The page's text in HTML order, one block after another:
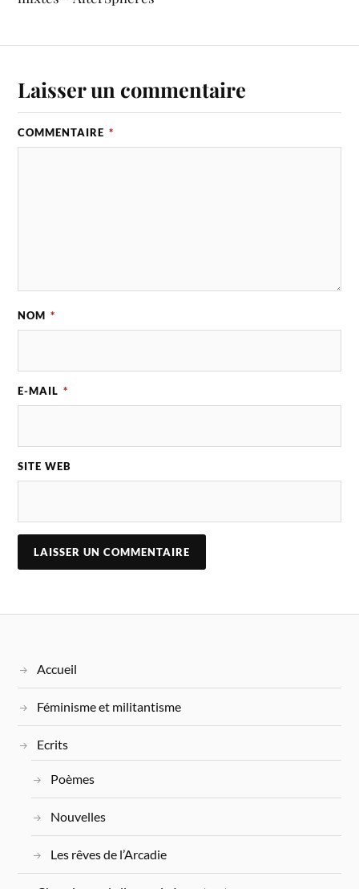
Laisser un commentaire
COMMENTAIRE *
NOM *
E-MAIL *
SITE WEB
Accueil
Féminisme et militantisme
Ecrits
Poèmes
Nouvelles
Les rêves de l’Arcadie